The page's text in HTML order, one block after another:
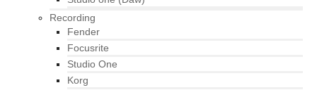
Recording
Fender
Focusrite
Studio One
Korg